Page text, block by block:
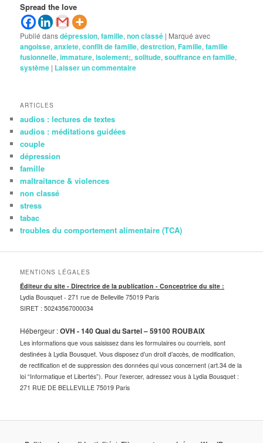
Spread the love
Publié dansdépression,famille,non classé | Marqué avec
angoisse,anxiete,conflit de famille,destrction,Famille,famille
fusionnelle,immature,isolement;,solitude,souffrance en famille,
système | Laisser un commentaire
ARTICLES
audios : lectures de textes
audios : méditations guidées
couple
dépression
famille
maltraitance & violences
non classé
stress
tabac
troubles du comportement alimentaire (TCA)
MENTIONS LÉGALES
Éditeur du site - Directrice de la publication - Conceptrice du site :
Lydia Bousquet -271 rue de Belleville 75019 Paris
SIRET : 50243567000034
Hébergeur :OVH - 140 Quai du Sartel – 59100 ROUBAIX
Les informations que vous saisissez dans les formulaires ou courriels, sont
destinées à Lydia Bousquet. Vous disposez d’un droit d’accès, de modification,
de rectification et de suppression des données qui vous concernent (art.34 de la
loi “Informatique et Libertés”). Pour l’exercer, adressez vous à Lydia Bousquet :
271 RUE DE BELLEVILLE 75019 Paris